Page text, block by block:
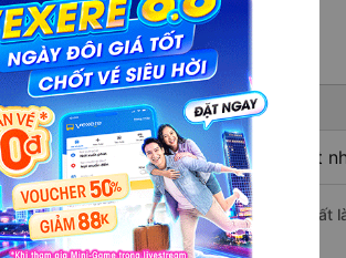
nhất
Thơ từ Bạc Liêu được đánh giá tốt
Bạc Liêu được đánh giá chất lượng tốt nhất